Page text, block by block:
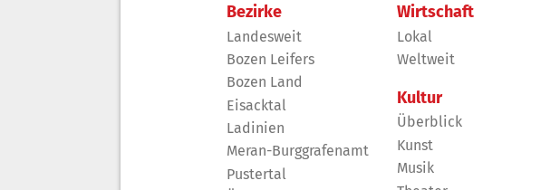
Bezirke
Landesweit
Bozen Leifers
Bozen Land
Eisacktal
Ladinien
Meran-Burggrafenamt
Pustertal
Wirtschaft
Lokal
Weltweit
Kultur
Überblick
Kunst
Musik